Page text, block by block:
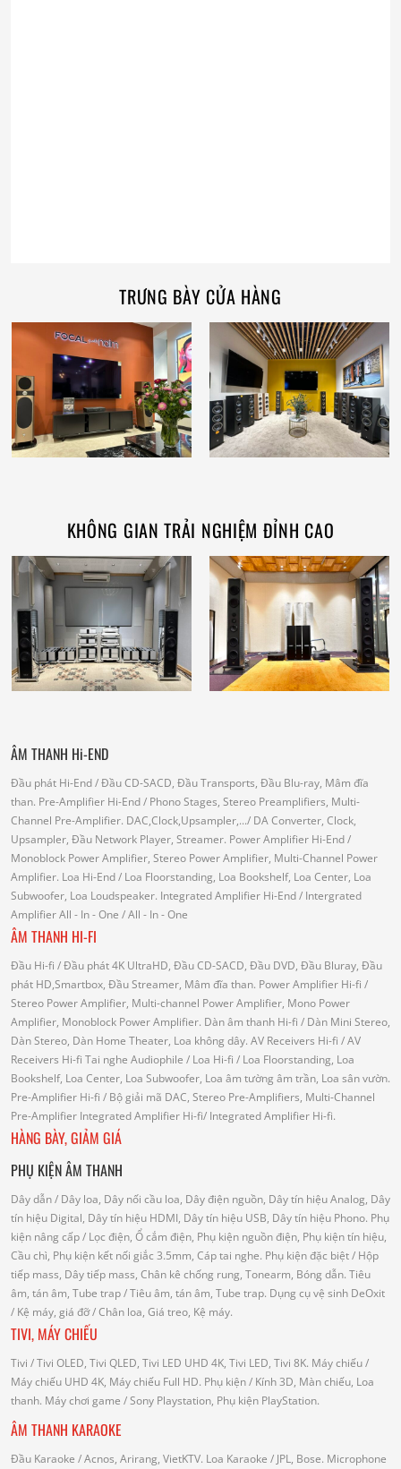
TRƯNG BÀY CỬA HÀNG
KHÔNG GIAN TRẢI NGHIỆM ĐỈNH CAO
ÂM THANH Hi-END
Đầu phát Hi-End/ Đầu CD-SACD, Đầu Transports, Đầu Blu-ray, Mâm đĩa
than. Pre-Amplifier Hi-End/ Phono Stages, Stereo Preamplifiers, Multi-
Channel Pre-Amplifier. DAC,Clock,Upsampler,.../ DA Converter, Clock,
Upsampler, Đầu Network Player, Streamer. Power Amplifier Hi-End/
Monoblock Power Amplifier, Stereo Power Amplifier, Multi-Channel Power
Amplifier. Loa Hi-End/ Loa Floorstanding, Loa Bookshelf, Loa Center, Loa
Subwoofer, Loa Loudspeaker. Integrated Amplifier Hi-End/ Intergrated
AmplifierAll - In - One / All - In - One
ÂM THANH HI-FI
Đầu Hi-fi / Đầu phát 4K UltraHD, Đầu CD-SACD, Đầu DVD, Đầu Bluray, Đầu
phát HD,Smartbox, Đầu Streamer, Mâm đĩa than. Power Amplifier Hi-fi /
Stereo Power Amplifier, Multi-channel Power Amplifier, Mono Power
Amplifier, Monoblock Power Amplifier. Dàn âm thanh Hi-fi / Dàn Mini Stereo,
Dàn Stereo, Dàn Home Theater, Loa không dây. AV Receivers Hi-fi / AV
Receivers Hi-fi Tai nghe Audiophile / Loa Hi-fi / Loa Floorstanding, Loa
Bookshelf, Loa Center, Loa Subwoofer, Loa âm tường âm trần, Loa sân vườn.
Pre-Amplifier Hi-fi / Bộ giải mã DAC, Stereo Pre-Amplifiers, Multi-Channel
Pre-Amplifier Integrated Amplifier Hi-fi/ Integrated Amplifier Hi-fi.
HÀNG BÀY, GIẢM GIÁ
PHỤ KIỆN ÂM THANH
Dây dẫn/ Dây loa, Dây nối cầu loa, Dây điện nguồn, Dây tín hiệu Analog, Dây
tín hiệu Digital, Dây tín hiệu HDMI, Dây tín hiệu USB, Dây tín hiệu Phono. Phụ
kiện nâng cấp/ Lọc điện, Ổ cắm điện, Phụ kiện nguồn điện, Phụ kiện tín hiệu,
Cầu chì, Phụ kiện kết nối giắc 3.5mm, Cáp tai nghe. Phụ kiện đặc biệt/ Hộp
tiếp mass, Dây tiếp mass, Chân kê chống rung, Tonearm, Bóng dẫn. Tiêu
âm, tán âm, Tube trap/ Tiêu âm, tán âm, Tube trap. Dụng cụ vệ sinh DeOxit
/ Kệ máy, giá đỡ/ Chân loa, Giá treo, Kệ máy.
TIVI, MÁY CHIẾU
Tivi / Tivi OLED, Tivi QLED, Tivi LED UHD 4K, Tivi LED, Tivi 8K. Máy chiếu/
Máy chiếu UHD 4K, Máy chiếu Full HD. Phụ kiện/ Kính 3D, Màn chiếu, Loa
thanh. Máy chơi game / Sony Playstation, Phụ kiện PlayStation.
ÂM THANH KARAOKE
Đầu Karaoke / Acnos, Arirang, VietKTV. Loa Karaoke / JPL, Bose. Microphone